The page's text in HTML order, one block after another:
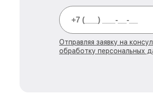
Отправляя заявку на
обработку персональных